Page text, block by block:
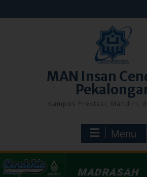
to
MAN Insan
Kampus Prestasi, Mandiri,
Menu